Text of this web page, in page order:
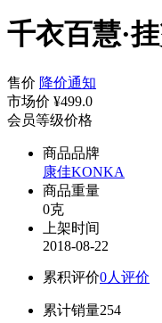
千衣百慧·
售价 降价通知
市场价 ¥499.0
会员等级价格
商品品牌
康佳KONKA
商品重量
0克
上架时间
2018-08-22
累积评价0人评价
累计销量254